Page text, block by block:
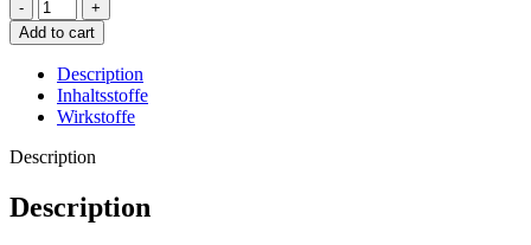
Melan
Recovery
quantity
Add to cart
Description
Inhaltsstoffe
Wirkstoffe
Description
Description